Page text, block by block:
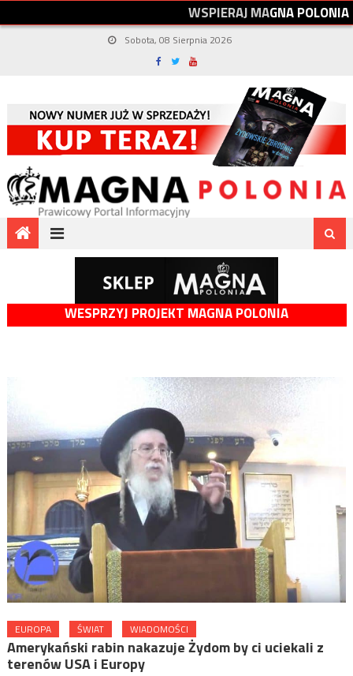
WSPIERAJMAGNAPOLONIA
Sobota, 08 Sierpnia 2026
WESPRZYJ PROJEKT MAGNA POLONIA
EUROPA ŚWIAT WIADOMOŚCI
Amerykański rabin nakazuje Żydom by ci uciekali z
terenów USA i Europy